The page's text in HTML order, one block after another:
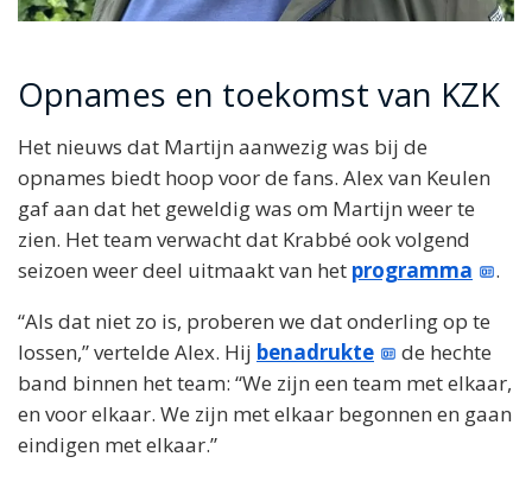
Opnames en toekomst van KZK
Het nieuws dat Martijn aanwezig was bij de
opnames biedt hoop voor de fans. Alex van Keulen
gaf aan dat het geweldig was om Martijn weer te
zien. Het team verwacht dat Krabbé ook volgend
seizoen weer deel uitmaakt van het programma
.
“Als dat niet zo is, proberen we dat onderling op te
lossen,” vertelde Alex. Hij benadrukte
de hechte
band binnen het team: “We zijn een team met elkaar,
en voor elkaar. We zijn met elkaar begonnen en gaan
eindigen met elkaar.”